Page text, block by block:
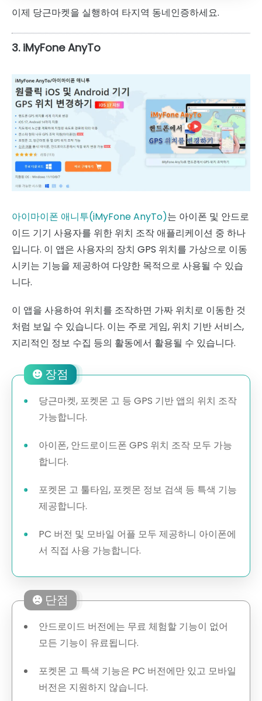
이제 당근마켓을 실행하여 타지역 동네인증하세요.
3. iMyFone AnyTo
아이마이폰 애니투(iMyFone AnyTo)는 아이폰 및 안드로
이드 기기 사용자를 위한 위치 조작 애플리케이션 중 하나
입니다. 이 앱은 사용자의 장치 GPS 위치를 가상으로 이동
시키는 기능을 제공하여 다양한 목적으로 사용될 수 있습
니다.
이 앱을 사용하여 위치를 조작하면 가짜 위치로 이동한 것
처럼 보일 수 있습니다. 이는 주로 게임, 위치 기반 서비스,
지리적인 정보 수집 등의 활동에서 활용될 수 있습니다.
장점
당근마켓, 포켓몬 고 등 GPS 기반 앱의 위치 조작
가능합니다.
아이폰, 안드로이드폰 GPS 위치 조작 모두 가능
합니다.
포켓몬 고 툴타임, 포켓몬 정보 검색 등 특색 기능
제공합니다.
PC 버전 및 모바일 어플 모두 제공하니 아이폰에
서 직접 사용 가능합니다.
단점
안드로이드 버전에는 무료 체험할 기능이 없어
모든 기능이 유료됩니다.
포켓몬 고 특색 기능은 PC 버전에만 있고 모바일
버전은 지원하지 않습니다.